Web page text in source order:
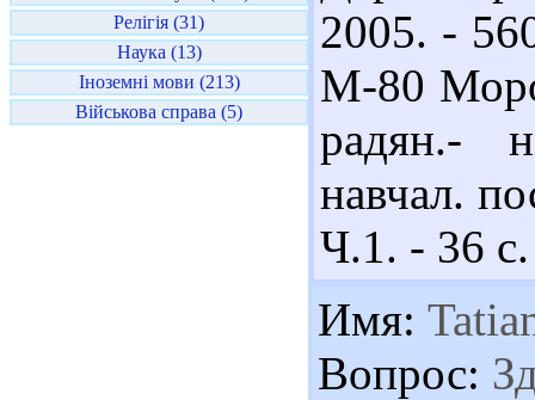
Релігія (31)
Наука (13)
Іноземні мови (213)
Військова справа (5)
2005. -
М-80
радян.-
навчал.
Ч.1. - 36 с.
Имя:
Вопрос: